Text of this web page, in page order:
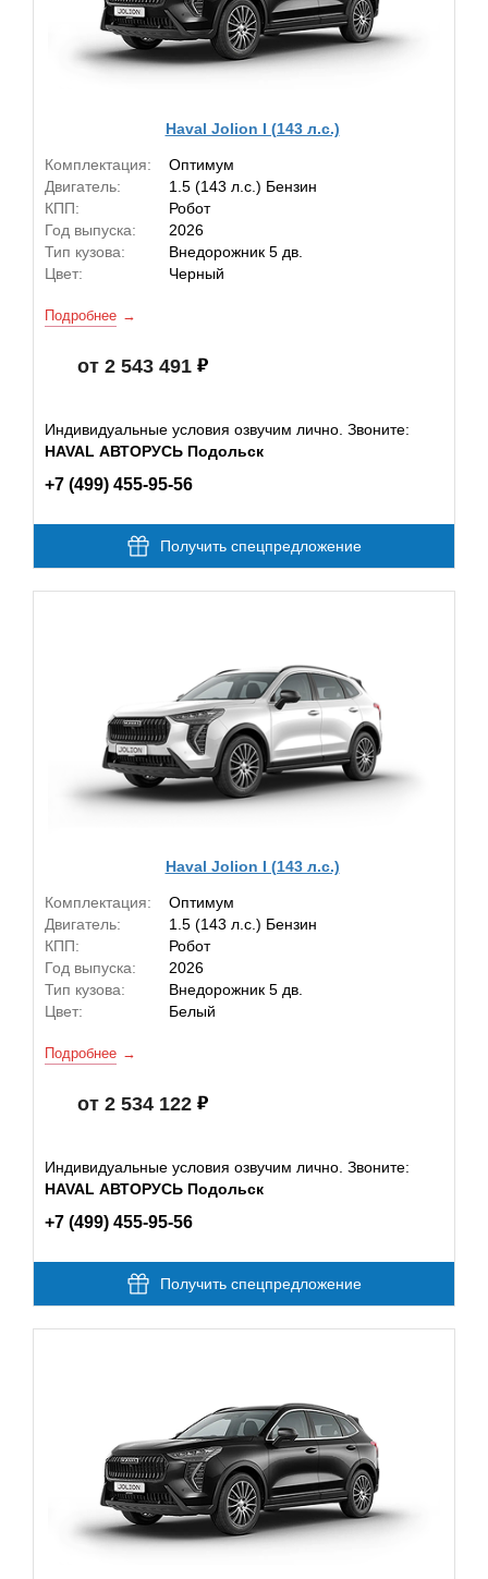
Haval Jolion I (143 л.с.)
Комплектация:
Оптимум
Двигатель:
1.5 (143 л.с.) Бензин
КПП:
Робот
Год выпуска:
2026
Тип кузова:
Внедорожник 5 дв.
Цвет:
Черный
Подробнее
от 2 543 491
Индивидуальные условия озвучим лично. Звоните:
HAVAL АВТОРУСЬ Подольск
+7 (499) 455-95-56
Получить спецпредложение
Haval Jolion I (143 л.с.)
Комплектация:
Оптимум
Двигатель:
1.5 (143 л.с.) Бензин
КПП:
Робот
Год выпуска:
2026
Тип кузова:
Внедорожник 5 дв.
Цвет:
Белый
Подробнее
от 2 534 122
Индивидуальные условия озвучим лично. Звоните:
HAVAL АВТОРУСЬ Подольск
+7 (499) 455-95-56
Получить спецпредложение